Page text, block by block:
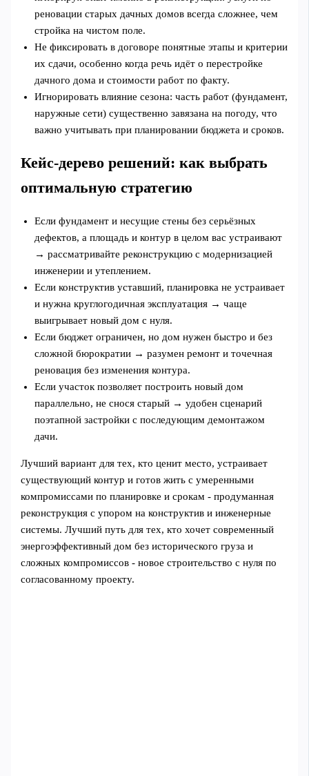
реновации старых дачных домов всегда сложнее, чем
стройка на чистом поле.
Не фиксировать в договоре понятные этапы и критерии
их сдачи, особенно когда речь идёт о перестройке
дачного дома и стоимости работ по факту.
Игнорировать влияние сезона: часть работ (фундамент,
наружные сети) существенно завязана на погоду, что
важно учитывать при планировании бюджета и сроков.
Кейс‑дерево решений: как выбрать
оптимальную стратегию
Если фундамент и несущие стены без серьёзных
дефектов, а площадь и контур в целом вас устраивают
→ рассматривайте реконструкцию с модернизацией
инженерии и утеплением.
Если конструктив уставший, планировка не устраивает
и нужна круглогодичная эксплуатация → чаще
выигрывает новый дом с нуля.
Если бюджет ограничен, но дом нужен быстро и без
сложной бюрократии → разумен ремонт и точечная
реновация без изменения контура.
Если участок позволяет построить новый дом
параллельно, не снося старый → удобен сценарий
поэтапной застройки с последующим демонтажом
дачи.
Лучший вариант для тех, кто ценит место, устраивает
существующий контур и готов жить с умеренными
компромиссами по планировке и срокам - продуманная
реконструкция с упором на конструктив и инженерные
системы. Лучший путь для тех, кто хочет современный
энергоэффективный дом без исторического груза и
сложных компромиссов - новое строительство с нуля по
согласованному проекту.